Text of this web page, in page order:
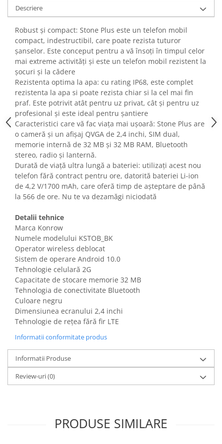
Fiare de calcat si masini de cusut
Ingrijire Locuinta
Purificatoare de aer
Fashion
Bijuterii
Ceasuri barbatesti
Ceasuri dama
Cutii, curele si accesorii ceasuri
Genti si accesorii barbati
Genti si accesorii femei
Imbracaminte barbati
Imbracaminte femei
Imbracaminte si Incaltaminte copii
Incaltaminte barbati
Incaltaminte femei
Ochelari de soare
Ochelari de vedere
Gaming, Carti & Birotica
Birotica & Papetarie
Console, Jocuri & Accesorii
Ingrijire personala & Cosmetice
Accesorii aparate de ras electrice
Accesorii aparate hair styling
Aparate & Accesorii ingrijire
personala
Aparate cosmetice
Consumabile sanitare
Cosmetice si produse ingrijire
personala
Camera copilului
Descriere
Robust și compact: Stone Plus este un telefon mobil
compact, indestructibil, care poate rezista tuturor
șanselor. Este conceput pentru a vă însoți în timpul celor
mai extreme activități și este un telefon mobil rezistent la
șocuri și la cădere
Rezistenta optima la apa: cu rating IP68, este complet
rezistenta la apa si poate rezista chiar si la cel mai fin
praf. Este potrivit atât pentru uz privat, cât și pentru uz
profesional și este ideal pentru șantiere
Caracteristici care vă fac viața mai ușoară: Stone Plus are
o cameră și un afișaj QVGA de 2,4 inchi, SIM dual,
memorie internă de 32 MB și 32 MB RAM, Bluetooth
stereo, radio și lanternă.
Durată de viață ultra lungă a bateriei: utilizați acest nou
telefon fără contract pentru ore, datorită bateriei Li-ion
de 4,2 V/1700 mAh, care oferă timp de așteptare de până
la 566 de ore. Nu te va dezamăgi niciodată
Detalii tehnice
Marca Konrow
Numele modelului KSTOB_BK
Operator wireless deblocat
Sistem de operare Android 10.0
Tehnologie celulară 2G
Capacitate de stocare memorie 32 MB
Tehnologia de conectivitate Bluetooth
Culoare negru
Dimensiunea ecranului 2,4 inchi
Tehnologie de rețea fără fir LTE
Informatii conformitate produs
Informatii Produse
Review-uri(0)
PRODUSE SIMILARE